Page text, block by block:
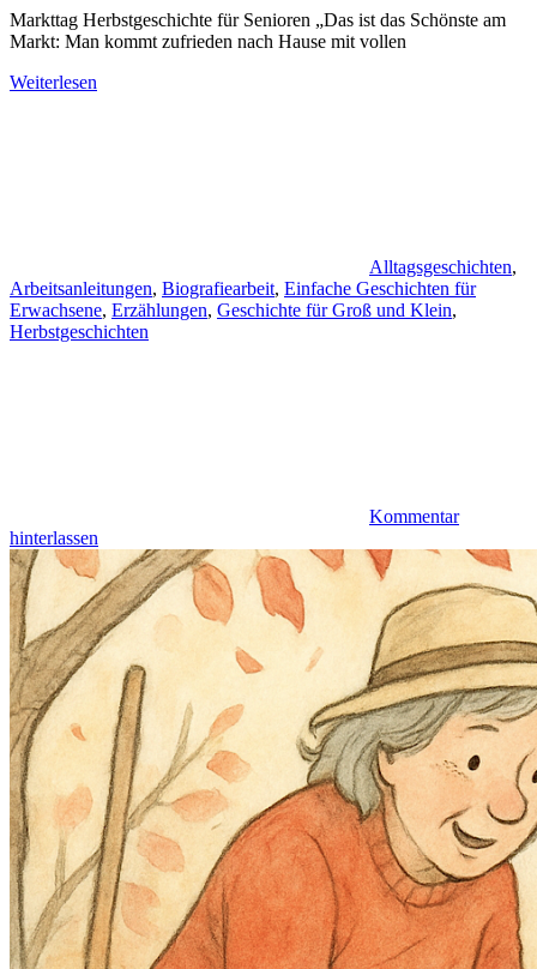
Markttag Herbstgeschichte für Senioren „Das ist das Schönste am
Markt: Man kommt zufrieden nach Hause mit vollen
Weiterlesen
Alltagsgeschichten,
Arbeitsanleitungen, Biografiearbeit, Einfache Geschichten für
Erwachsene, Erzählungen, Geschichte für Groß und Klein,
Herbstgeschichten
Kommentar
hinterlassen